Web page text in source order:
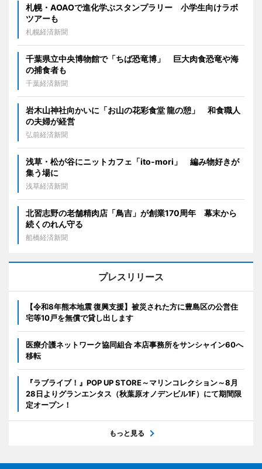
札幌・AOAOで進化学ぶスタンプラリー 小学生向けラボ
ツアーも
札幌経済新聞
千葉県立中央博物館で「ちば恐竜博」 巨大肉食恐竜や海
の捕食者も
千葉経済新聞
岩木山神社向かいに「お山の花彩食堂 龍の憩」 和食職人
の夫婦が経営
弘前経済新聞
浅草・松が谷にニットカフェ「ito-mori」 編み物好きが
集う場に
浅草経済新聞
北習志野の老舗精肉店「鳥吉」が創業170周年 幕末から
続くのれん守る
船橋経済新聞
プレスリリース
【令和8年熊本地震 復興支援】被災された方に豊島区の公営住
宅等10戸を無償で貸し出します
医療介護ネットワーク協同組合 本店事務所をサンシャイン60へ
移転
『ラブライブ！』POP UP STORE～マリンコレクション～8月
28日よりグランエンタス（秋葉原オノデンビル1F）にて期間限
定オープン！
もっと見る